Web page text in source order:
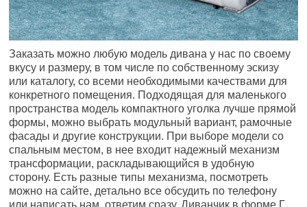
Заказать можно любую модель дивана у нас по своему
вкусу и размеру, в том числе по собственному эскизу
или каталогу, со всеми необходимыми качествами для
конкретного помещения. Подходящая для маленького
пространства модель компактного уголка лучше прямой
формы, можно выбрать модульный вариант, рамочные
фасады и другие конструкции. При выборе модели со
спальным местом, в нее входит надежный механизм
трансформации, раскладывающийся в удобную
сторону. Есть разные типы механизма, посмотреть
можно на сайте, детально все обсудить по телефону
или написать нам, ответим сразу. Диванчик в форме Г